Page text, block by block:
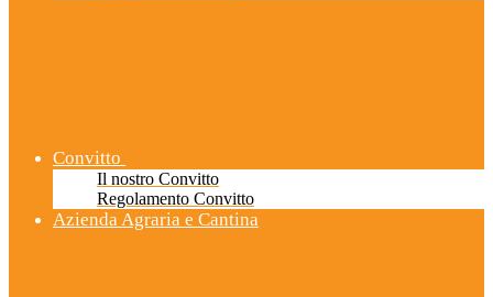
Convitto
Il nostro Convitto
Regolamento Convitto
Azienda Agraria e Cantina